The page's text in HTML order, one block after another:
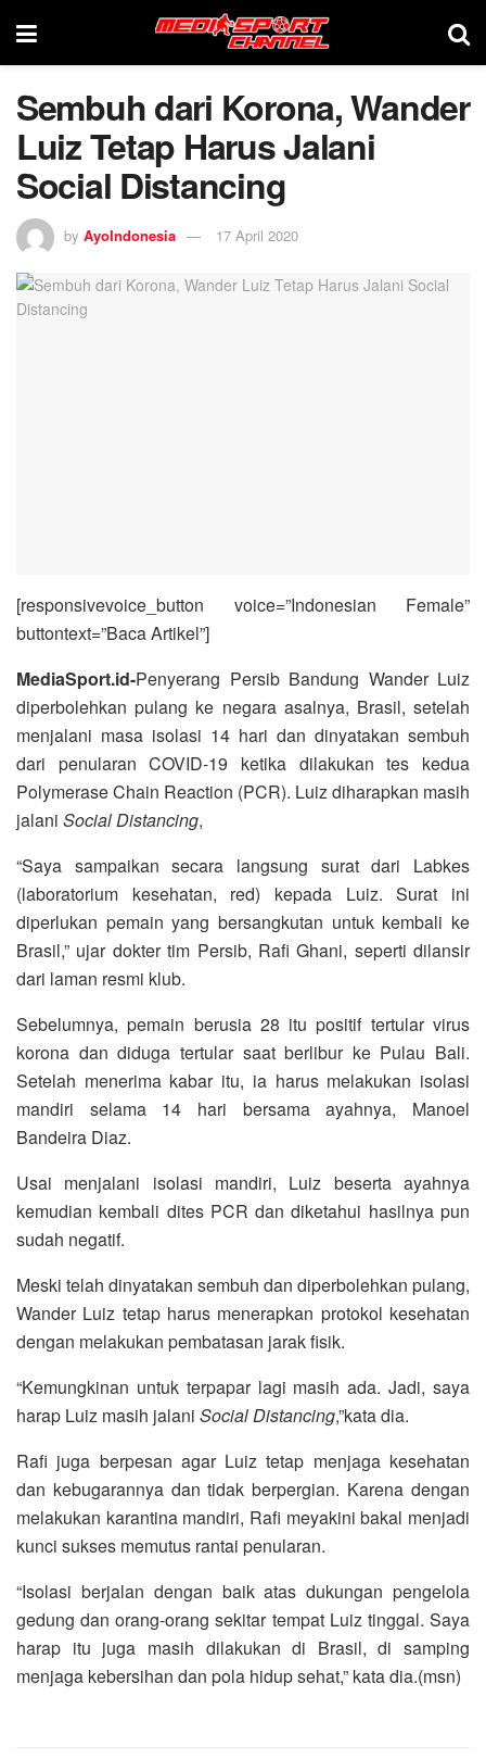
Sembuh dari Korona, Wander
Luiz Tetap Harus Jalani
Social Distancing
by AyoIndonesia 17 April 2020
[responsivevoice_button voice=”Indonesian Female”
buttontext=”Baca Artikel”]
MediaSport.id-Penyerang Persib Bandung Wander Luiz
diperbolehkan pulang ke negara asalnya, Brasil, setelah
menjalani masa isolasi 14 hari dan dinyatakan sembuh
dari penularan COVID-19 ketika dilakukan tes kedua
Polymerase Chain Reaction (PCR). Luiz diharapkan masih
jalani Social Distancing,
“Saya sampaikan secara langsung surat dari Labkes
(laboratorium kesehatan, red) kepada Luiz. Surat ini
diperlukan pemain yang bersangkutan untuk kembali ke
Brasil,” ujar dokter tim Persib, Rafi Ghani, seperti dilansir
dari laman resmi klub.
Sebelumnya, pemain berusia 28 itu positif tertular virus
korona dan diduga tertular saat berlibur ke Pulau Bali.
Setelah menerima kabar itu, ia harus melakukan isolasi
mandiri selama 14 hari bersama ayahnya, Manoel
Bandeira Diaz.
Usai menjalani isolasi mandiri, Luiz beserta ayahnya
kemudian kembali dites PCR dan diketahui hasilnya pun
sudah negatif.
Meski telah dinyatakan sembuh dan diperbolehkan pulang,
Wander Luiz tetap harus menerapkan protokol kesehatan
dengan melakukan pembatasan jarak fisik.
“Kemungkinan untuk terpapar lagi masih ada. Jadi, saya
harap Luiz masih jalani Social Distancing,”kata dia.
Rafi juga berpesan agar Luiz tetap menjaga kesehatan
dan kebugarannya dan tidak berpergian. Karena dengan
melakukan karantina mandiri, Rafi meyakini bakal menjadi
kunci sukses memutus rantai penularan.
“Isolasi berjalan dengan baik atas dukungan pengelola
gedung dan orang-orang sekitar tempat Luiz tinggal. Saya
harap itu juga masih dilakukan di Brasil, di samping
menjaga kebersihan dan pola hidup sehat,” kata dia.(msn)